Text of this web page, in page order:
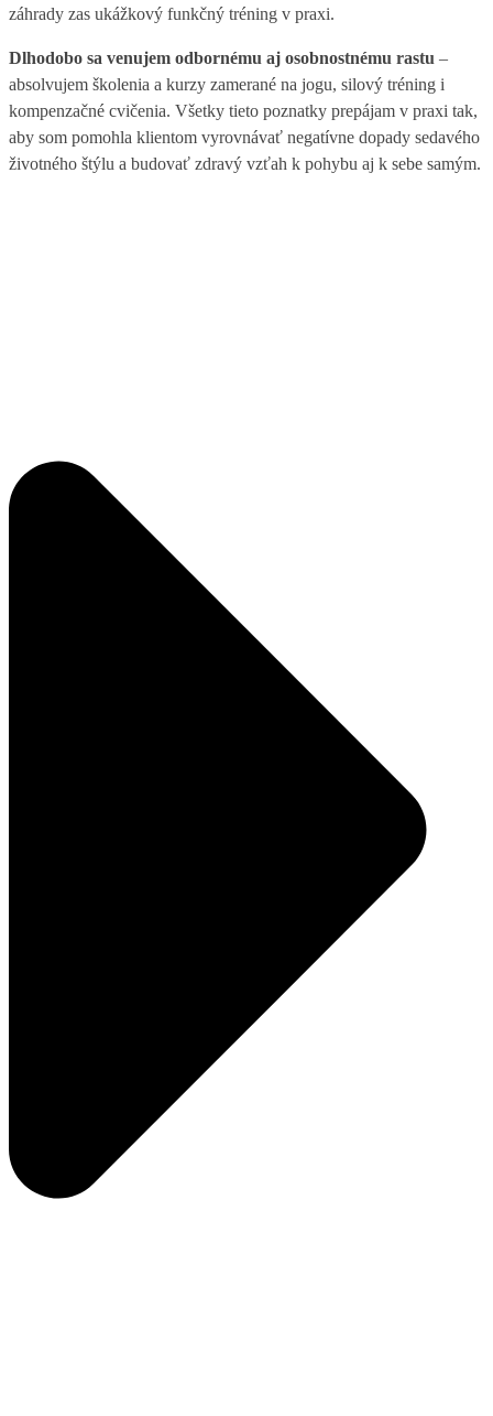
záhrady zas ukážkový funkčný tréning v praxi.
Dlhodobo sa venujem odbornému aj osobnostnému rastu –
absolvujem školenia a kurzy zamerané na jogu, silový tréning i
kompenzačné cvičenia. Všetky tieto poznatky prepájam v praxi tak,
aby som pomohla klientom vyrovnávať negatívne dopady sedavého
životného štýlu a budovať zdravý vzťah k pohybu aj k sebe samým.